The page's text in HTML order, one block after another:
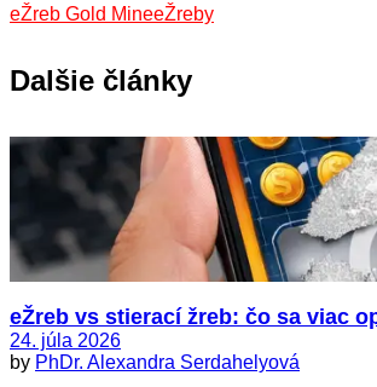
eŽreb Gold MineeŽreby
Dalšie články
eŽreb vs stierací žreb: čo sa viac
24. júla 2026
by PhDr. Alexandra Serdahelyová